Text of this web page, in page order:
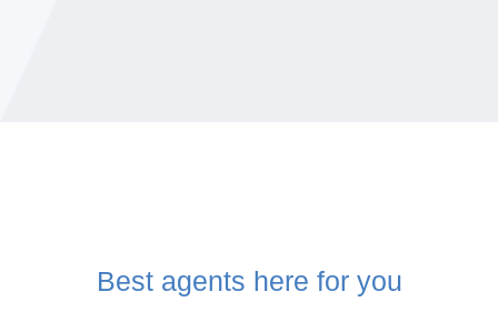
Best agents here for you